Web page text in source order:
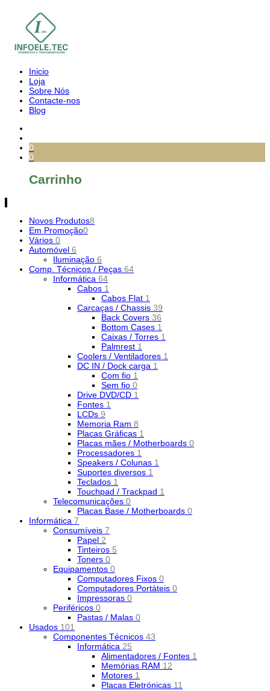
Inicio
Loja
Sobre Nós
Contacte-nos
Blog
0
0
Carrinho
Novos Produtos8
Em Promoção0
Vários 0
Automóvel 6
Iluminação 6
Comp. Técnicos / Peças 64
Informática 64
Cabos 1
Cabos Flat 1
Carcaças / Chassis 39
Back Covers 36
Bottom Cases 1
Caixas / Torres 1
Palmrest 1
Coolers / Ventiladores 1
DC IN / Dock carga 1
Com fio 1
Sem fio 0
Drive DVD/CD 1
Fontes 1
LCDs 9
Memoria Ram 8
Placas Gráficas 1
Placas mães / Motherboards 0
Processadores 1
Speakers / Colunas 1
Suportes diversos 1
Teclados 1
Touchpad / Trackpad 1
Telecomunicações 0
Placas Base / Motherboards 0
Informática 7
Consumíveis 7
Papel 2
Tinteiros 5
Toners 0
Equipamentos 0
Computadores Fixos 0
Computadores Portáteis 0
Impressoras 0
Periféricos 0
Pastas / Malas 0
Usados 101
Componentes Técnicos 43
Informática 25
Alimentadores / Fontes 1
Memórias RAM 12
Motores 1
Placas Eletrónicas 11